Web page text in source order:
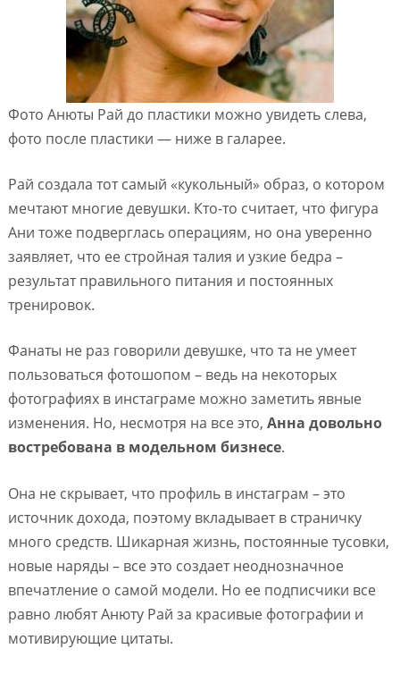
Фото Анюты Рай до пластики можно увидеть слева,
фото после пластики — ниже в галарее.
Рай создала тот самый «кукольный» образ, о котором
мечтают многие девушки. Кто-то считает, что фигура
Ани тоже подверглась операциям, но она уверенно
заявляет, что ее стройная талия и узкие бедра –
результат правильного питания и постоянных
тренировок.
Фанаты не раз говорили девушке, что та не умеет
пользоваться фотошопом – ведь на некоторых
фотографиях в инстаграме можно заметить явные
изменения. Но, несмотря на все это, Анна довольно
востребована в модельном бизнесе.
Она не скрывает, что профиль в инстаграм – это
источник дохода, поэтому вкладывает в страничку
много средств. Шикарная жизнь, постоянные тусовки,
новые наряды – все это создает неоднозначное
впечатление о самой модели. Но ее подписчики все
равно любят Анюту Рай за красивые фотографии и
мотивирующие цитаты.